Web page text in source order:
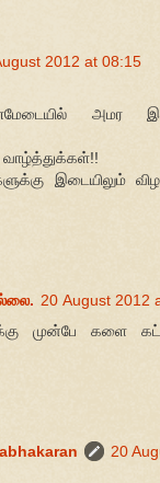
2012 at 08:15
அமர
இடையிலும்
20 August 2012
முன்பே களை
20